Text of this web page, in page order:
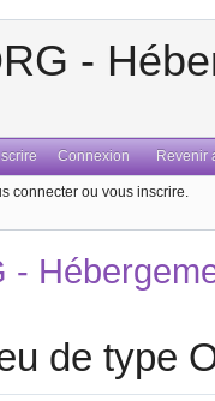
-
Connexion Revenir
connecter ou vous inscrire.
-
de type